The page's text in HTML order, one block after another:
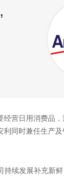
营日用消费品
同时兼任生产及
续发展补充新